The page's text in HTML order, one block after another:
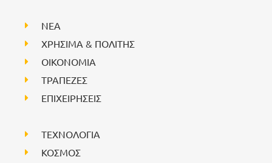
NEA
ΧΡΗΣΙΜΑ & ΠΟΛΙΤΗΣ
ΟΙΚΟΝΟΜΙΑ
ΤΡΑΠΕΖΕΣ
ΕΠΙΧΕΙΡΗΣΕΙΣ
ΤΕΧΝΟΛΟΓΙΑ
ΚΟΣΜΟΣ